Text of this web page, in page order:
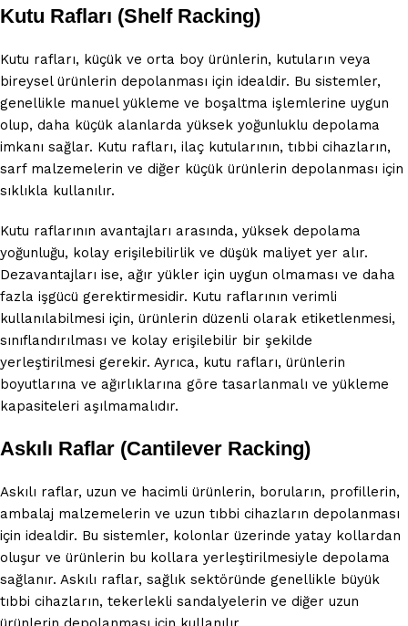
Kutu Rafları (Shelf Racking)
Kutu rafları, küçük ve orta boy ürünlerin, kutuların veya
bireysel ürünlerin depolanması için idealdir. Bu sistemler,
genellikle manuel yükleme ve boşaltma işlemlerine uygun
olup, daha küçük alanlarda yüksek yoğunluklu depolama
imkanı sağlar. Kutu rafları, ilaç kutularının, tıbbi cihazların,
sarf malzemelerin ve diğer küçük ürünlerin depolanması için
sıklıkla kullanılır.
Kutu raflarının avantajları arasında, yüksek depolama
yoğunluğu, kolay erişilebilirlik ve düşük maliyet yer alır.
Dezavantajları ise, ağır yükler için uygun olmaması ve daha
fazla işgücü gerektirmesidir. Kutu raflarının verimli
kullanılabilmesi için, ürünlerin düzenli olarak etiketlenmesi,
sınıflandırılması ve kolay erişilebilir bir şekilde
yerleştirilmesi gerekir. Ayrıca, kutu rafları, ürünlerin
boyutlarına ve ağırlıklarına göre tasarlanmalı ve yükleme
kapasiteleri aşılmamalıdır.
Askılı Raflar (Cantilever Racking)
Askılı raflar, uzun ve hacimli ürünlerin, boruların, profillerin,
ambalaj malzemelerin ve uzun tıbbi cihazların depolanması
için idealdir. Bu sistemler, kolonlar üzerinde yatay kollardan
oluşur ve ürünlerin bu kollara yerleştirilmesiyle depolama
sağlanır. Askılı raflar, sağlık sektöründe genellikle büyük
tıbbi cihazların, tekerlekli sandalyelerin ve diğer uzun